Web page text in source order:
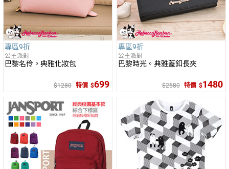
專區9折
公主派對
巴黎名伶。典雅化妝包
1280 特價 699
專區9折
公主派對
巴黎時光。典雅蓋釦長夾
2580 特價 1480